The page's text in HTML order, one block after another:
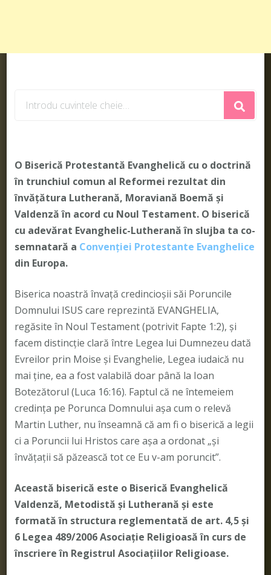
ceva?
O Biserică Protestantă Evanghelică cu o doctrină
în trunchiul comun al Reformei rezultat din
învățătura Lutherană, Moraviană Boemă și
Valdenză în acord cu Noul Testament. O biserică
cu adevărat Evanghelic-Lutherană în slujba ta co-
semnatară a Convenției Protestante Evanghelice
din Europa.
Biserica noastră învață credincioșii săi Poruncile
Domnului ISUS care reprezintă EVANGHELIA,
regăsite în Noul Testament (potrivit Fapte 1:2), și
facem distincție clară între Legea lui Dumnezeu dată
Evreilor prin Moise și Evanghelie, Legea iudaică nu
mai ține, ea a fost valabilă doar până la Ioan
Botezătorul (Luca 16:16). Faptul că ne întemeiem
credința pe Porunca Domnului așa cum o relevă
Martin Luther, nu înseamnă că am fi o biserică a legii
ci a Poruncii lui Hristos care așa a ordonat „și
învățații să păzească tot ce Eu v-am poruncit”.
Această biserică este o Biserică Evanghelică
Valdenză, Metodistă și Lutherană și este
formată în structura reglementată de art. 4,5 și
6 Legea 489/2006Asociație Religioasă în curs de
înscriere în Registrul Asociațiilor Religioase.